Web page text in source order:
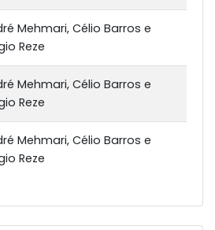
Mehmari, Célio Barros e
Reze
Mehmari, Célio Barros e
Reze
Mehmari, Célio Barros e
Reze